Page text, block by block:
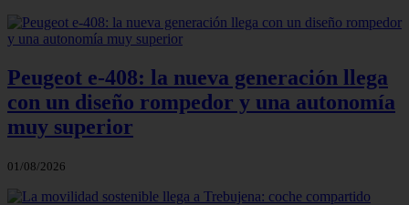
Peugeot e-408: la nueva generación llega
con un diseño rompedor y una autonomía
muy superior
01/08/2026